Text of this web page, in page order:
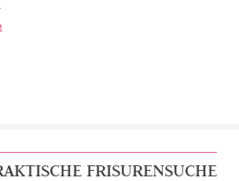
FRISURENSUCHE